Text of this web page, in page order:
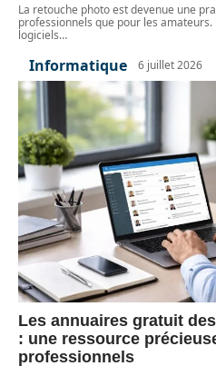
La retouche photo est devenue une
professionnels que pour les
logiciels…
Informatique 6 juillet 2026
Les annuaires gratuit
: une ressource
professionnels